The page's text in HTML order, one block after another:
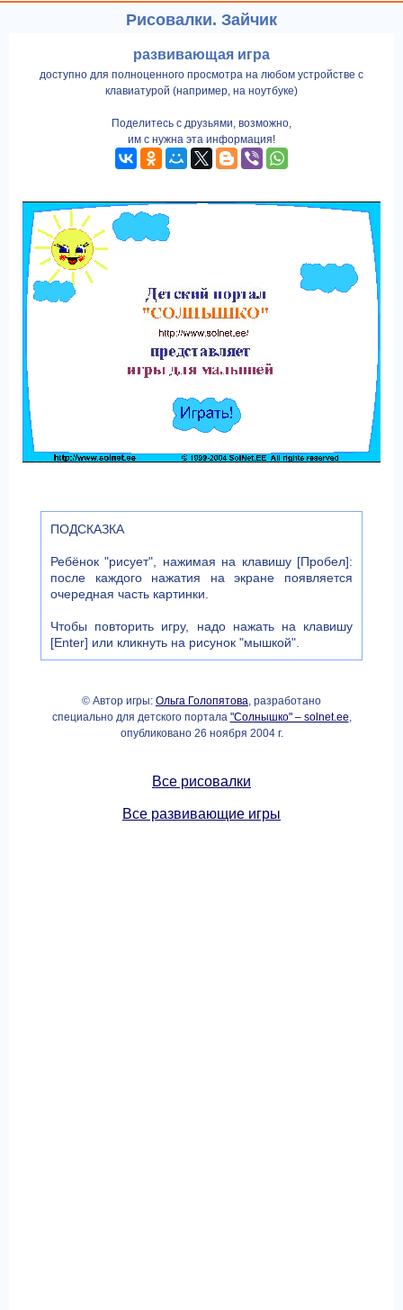
Рисовалки. Зайчик
развивающая игра
доступно для полноценного просмотра на любом устройстве с
клавиатурой (например, на ноутбуке)
Поделитесь с друзьями, возможно,
им с нужна эта информация!
ПОДСКАЗКА
Ребёнок "рисует", нажимая на клавишу [Пробел]:
после каждого нажатия на экране появляется
очередная часть картинки.
Чтобы повторить игру, надо нажать на клавишу
[Enter] или кликнуть на рисунок "мышкой".
© Автор игры: Ольга Голопятова , разработано
специально для детского портала "Солнышко" – solnet.ee
опубликовано 26 ноября 2004 г.
Все рисовалки
Все развивающие игры